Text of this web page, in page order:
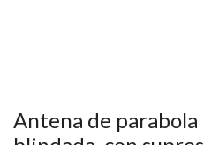
Antena de